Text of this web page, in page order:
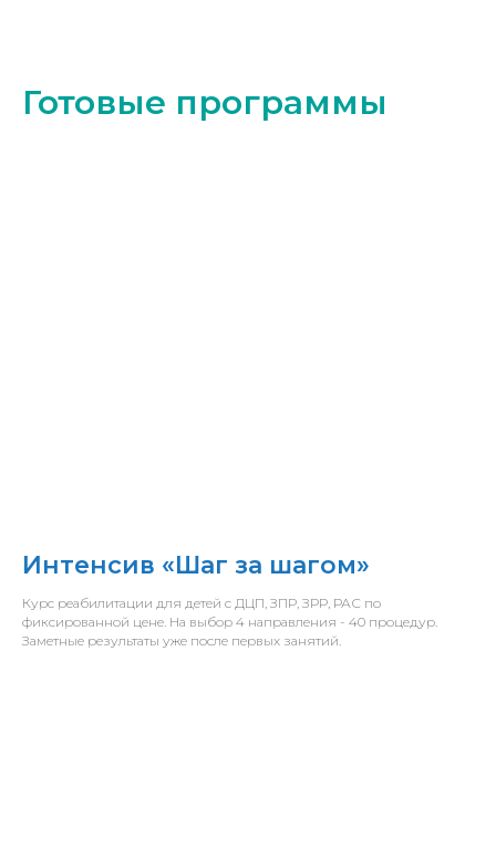
Готовые программы
Интенсив «Шаг за шагом»
Курс реабилитации для детей с ДЦП, ЗПР, ЗРР, РАС по
фиксированной цене. На выбор 4 направления - 40 процедур.
Заметные результаты уже после первых занятий.